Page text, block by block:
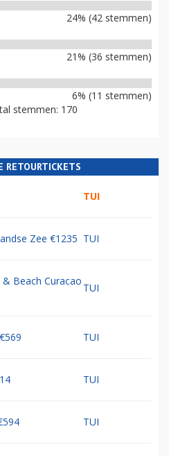
24% (42 stemmen)
21% (36 stemmen)
6% (11 stemmen)
stemmen: 170
RETOURTICKETS
TUI
Zee €1235 TUI
Beach Curacao
TUI
TUI
TUI
TUI